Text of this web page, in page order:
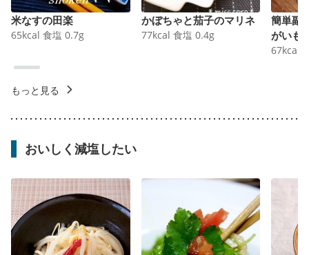
米なすの田楽
65kcal 食塩 0.7g
かぼちゃと茄子のマリネ
77kcal 食塩 0.4g
簡単副
がいも
67kcal
もっと見る
おいしく減塩したい